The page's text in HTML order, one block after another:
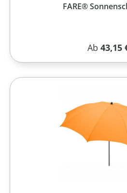
FARE®
Regulärer
Ab 43,15